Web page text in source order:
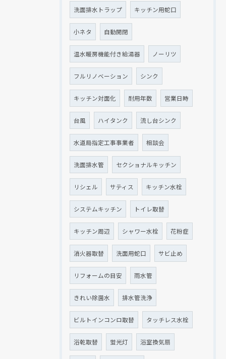
洗面排水トラップ キッチン用蛇口
小ネタ 自動開閉
温水暖房機能付き給湯器 ノーリツ
フルリノベーション シンク
キッチン対面化 耐用年数 営業日時
台風 ハイタンク 流し台シンク
水道局指定工事事業者 相談会
洗面排水管 セクショナルキッチン
リシェル サティス キッチン水栓
システムキッチン トイレ取替
キッチン周辺 シャワー水栓 花粉症
消火器取替 洗面用蛇口 サビ止め
リフォームの目安 雨水管
きれい除菌水 排水管洗浄
ビルトインコンロ取替 タッチレス水栓
浴乾取替 蛍光灯 浴室換気扇